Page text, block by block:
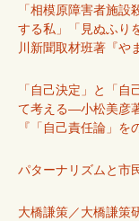
「相模原障害者施
する私」「見ぬふり
川新聞取材班著『
「自己決定」と「
て考える―小松美彦
『「自己責任論」
パターナリズムと市
大橋謙策／大橋謙